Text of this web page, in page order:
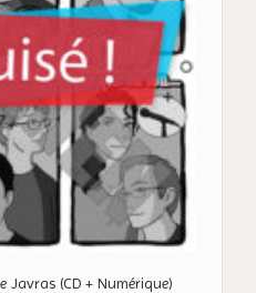
Javras (CD + Numérique)